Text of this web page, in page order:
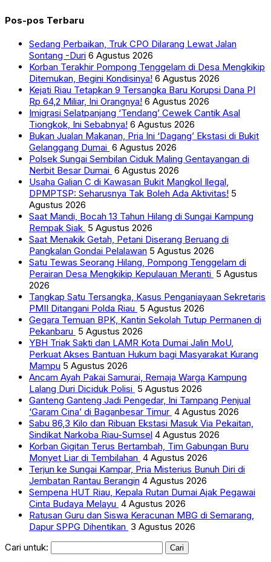
Pos-pos Terbaru
Sedang Perbaikan, Truk CPO Dilarang Lewat Jalan
Sontang -Duri 6 Agustus 2026
Korban Terakhir Pompong Tenggelam di Desa Mengkikip
Ditemukan, Begini Kondisinya! 6 Agustus 2026
Kejati Riau Tetapkan 9 Tersangka Baru Korupsi Dana PI
Rp 64,2 Miliar, Ini Orangnya! 6 Agustus 2026
Imigrasi Selatpanjang ‘Tendang’ Cewek Cantik Asal
Tiongkok, Ini Sebabnya! 6 Agustus 2026
Bukan Jualan Makanan, Pria Ini ‘Dagang’ Ekstasi di Bukit
Gelanggang Dumai 6 Agustus 2026
Polsek Sungai Sembilan Ciduk Maling Gentayangan di
Nerbit Besar Dumai 6 Agustus 2026
Usaha Galian C di Kawasan Bukit Mangkol Ilegal,
DPMPTSP: Seharusnya Tak Boleh Ada Aktivitas! 5
Agustus 2026
Saat Mandi, Bocah 13 Tahun Hilang di Sungai Kampung
Rempak Siak 5 Agustus 2026
Saat Menakik Getah, Petani Diserang Beruang di
Pangkalan Gondai Pelalawan 5 Agustus 2026
Satu Tewas Seorang Hilang, Pompong Tenggelam di
Perairan Desa Mengkikip Kepulauan Meranti 5 Agustus
2026
Tangkap Satu Tersangka, Kasus Penganiayaan Sekretaris
PMII Ditangani Polda Riau 5 Agustus 2026
Gegara Temuan BPK, Kantin Sekolah Tutup Permanen di
Pekanbaru 5 Agustus 2026
YBH Triak Sakti dan LAMR Kota Dumai Jalin MoU,
Perkuat Akses Bantuan Hukum bagi Masyarakat Kurang
Mampu 5 Agustus 2026
Ancam Ayah Pakai Samurai, Remaja Warga Kampung
Lalang Duri Diciduk Polisi 5 Agustus 2026
Ganteng Ganteng Jadi Pengedar, Ini Tampang Penjual
‘Garam Cina’ di Baganbesar Timur 4 Agustus 2026
Sabu 86,3 Kilo dan Ribuan Ekstasi Masuk Via Pekaitan,
Sindikat Narkoba Riau-Sumsel 4 Agustus 2026
Korban Gigitan Terus Bertambah, Tim Gabungan Buru
Monyet Liar di Tembilahan 4 Agustus 2026
Terjun ke Sungai Kampar, Pria Misterius Bunuh Diri di
Jembatan Rantau Berangin 4 Agustus 2026
Sempena HUT Riau, Kepala Rutan Dumai Ajak Pegawai
Cinta Budaya Melayu 4 Agustus 2026
Ratusan Guru dan Siswa Keracunan MBG di Semarang,
Dapur SPPG Dihentikan 3 Agustus 2026
Cari untuk: